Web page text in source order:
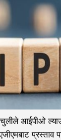
आईपीओ
प्रस्ताव